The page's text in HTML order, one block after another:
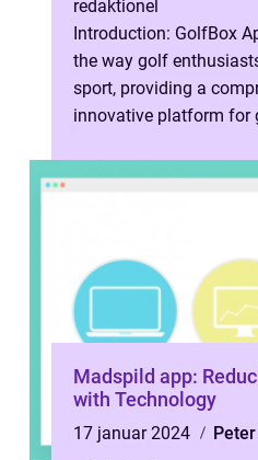
redaktionel
Introduction: GolfBox
the way golf
sport, providing a
innovative platform for
Madspild app:
with Technology
17 januar 2024